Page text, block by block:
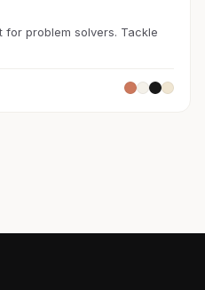
problem solvers. Tackle